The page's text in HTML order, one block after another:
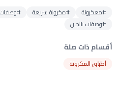
#معكرونة #مكرونة سريعة #وصفات
#وصفات بالجبن
أقسام ذات صلة
أطباق المكرونة